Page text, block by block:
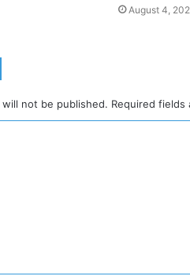
August 4,
not be published. Required